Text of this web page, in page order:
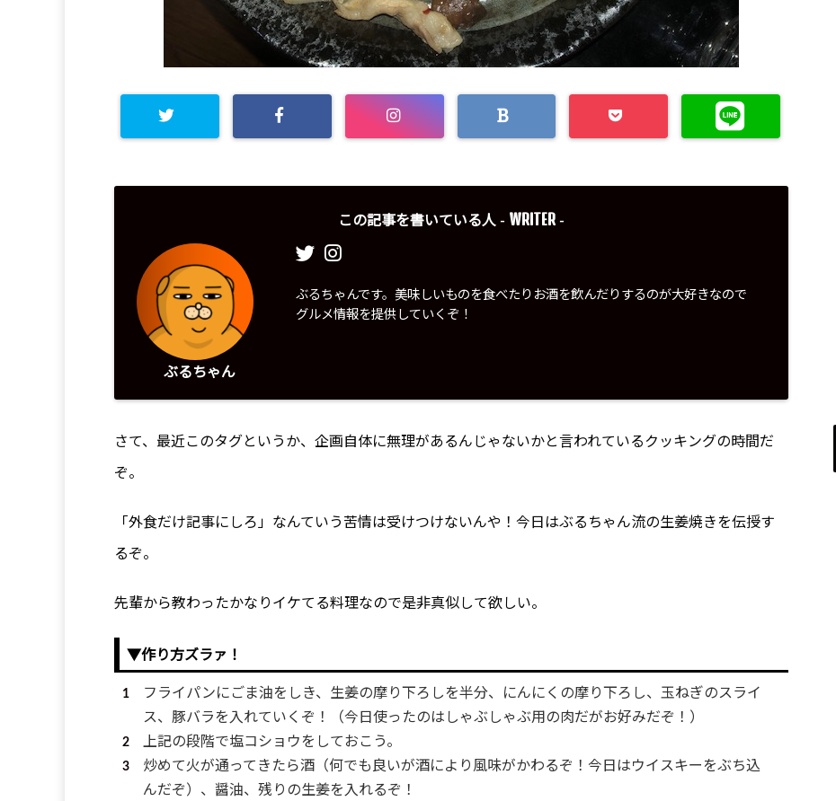
この記事を書いている人 - WRITER -
ぶるちゃん
ぶるちゃんです。美味しいものを食べたりお酒を飲んだりするのが大好きなので
グルメ情報を提供していくぞ！
さて、最近このタグというか、企画自体に無理があるんじゃないかと言われているクッキングの時間だ
ぞ。
「外食だけ記事にしろ」なんていう苦情は受けつけないんや！今日はぶるちゃん流の生姜焼きを伝授す
るぞ。
先輩から教わったかなりイケてる料理なので是非真似して欲しい。
▼作り方ズラァ！
フライパンにごま油をしき、生姜の摩り下ろしを半分、にんにくの摩り下ろし、玉ねぎのスライ
ス、豚バラを入れていくぞ！（今日使ったのはしゃぶしゃぶ用の肉だがお好みだぞ！）
上記の段階で塩コショウをしておこう。
炒めて火が通ってきたら酒（何でも良いが酒により風味がかわるぞ！今日はウイスキーをぶち込
んだぞ）、醤油、残りの生姜を入れるぞ！